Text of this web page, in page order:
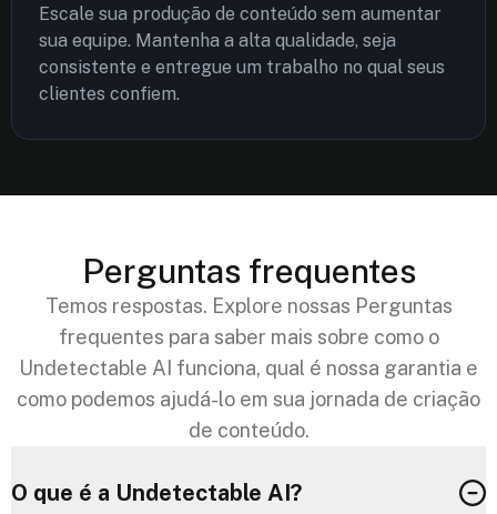
Escale sua produção de conteúdo sem aumentar
sua equipe. Mantenha a alta qualidade, seja
consistente e entregue um trabalho no qual seus
clientes confiem.
Perguntas frequentes
Temos respostas. Explore nossas Perguntas
frequentes para saber mais sobre como o
Undetectable AI funciona, qual é nossa garantia e
como podemos ajudá-lo em sua jornada de criação
de conteúdo.
O que é a Undetectable AI?